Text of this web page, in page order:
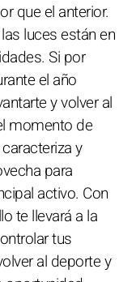
que el anterior.
luces están en
Si por
el año
y volver al
momento de
y
para
activo. Con
te llevará a la
tus
al deporte y